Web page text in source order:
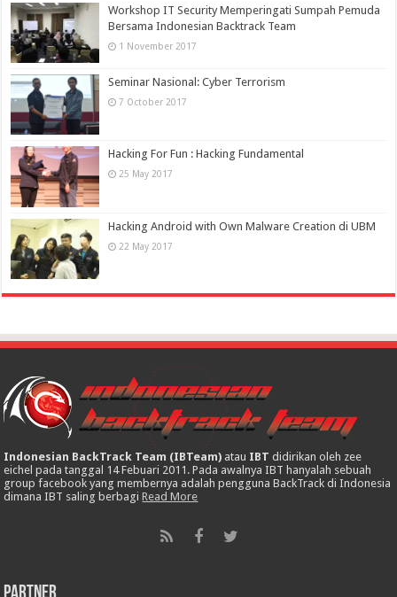
Workshop IT Security Memperingati Sumpah Pemuda
Bersama Indonesian Backtrack Team
1 November 2017
Seminar Nasional: Cyber Terrorism
7 October 2017
Hacking For Fun : Hacking Fundamental
25 May 2017
Hacking Android with Own Malware Creation di UBM
22 May 2017
Indonesian BackTrack Team (IBTeam) atau IBT didirikan oleh zee
eichel pada tanggal 14 Febuari 2011. Pada awalnya IBT hanyalah sebuah
group facebook yang membernya adalah pengguna BackTrack di Indonesia
dimana IBT saling berbagiRead More